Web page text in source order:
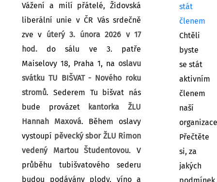
Vážení a milí přátelé, Židovská
liberální unie v ČR Vás srdečně
zve v úterý 3. února 2026 v 17
hod. do sálu ve 3. patře
Maiselovy 18, Praha 1, na oslavu
svátku TU BIŠVAT - Nového roku
stromů. Sederem Tu bišvat nás
bude provázet
kantorka ŽLU
Hannah Maxová. Během oslavy
vystoupí pěvecký sbor ŽLU Rimon
vedený Martou Študentovou. V
průběhu tubišvatového sederu
budou podávány plody, víno a
stát
členem
Chtěli
byste
se stát
aktivním
členem
naší
Přečtěte
si, za
jakých